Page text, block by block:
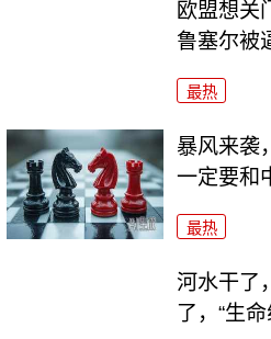
欧盟想关
鲁塞尔被
最热
暴风来袭
一定要和
最热
河水干了
了，“生